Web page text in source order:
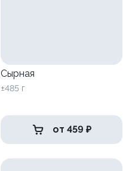
Сырная
±485 г
от 459 ₽